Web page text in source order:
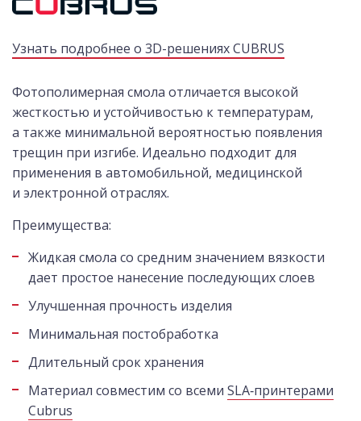
Узнать подробнее о 3D-решениях CUBRUS
Фотополимерная смола отличается высокой
жесткостью и устойчивостью к температурам,
а также минимальной вероятностью появления
трещин при изгибе. Идеально подходит для
применения в автомобильной, медицинской
и электронной отраслях.
Преимущества:
Жидкая смола со средним значением вязкости
дает простое нанесение последующих слоев
Улучшенная прочность изделия
Минимальная постобработка
Длительный срок хранения
Материал совместим со всеми SLA‑принтерами
Cubrus